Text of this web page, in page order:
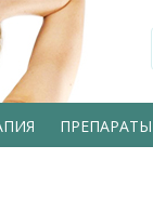
ПРЕПАРАТЫ